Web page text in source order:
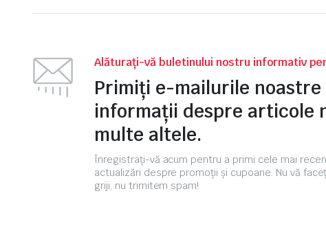
Alăturați-vă buletinului nostru informativ
Primiți e-mailurile
informații despre articole
multe altele.
Înregistrați-vă acum pentru a primi cele mai
actualizări despre promoții și cupoane. Nu vă
griji, nu trimitem spam!